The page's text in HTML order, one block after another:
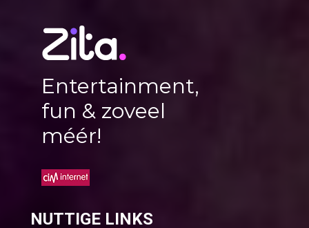
Entertainment,
fun & zoveel
méér!
NUTTIGE LINKS